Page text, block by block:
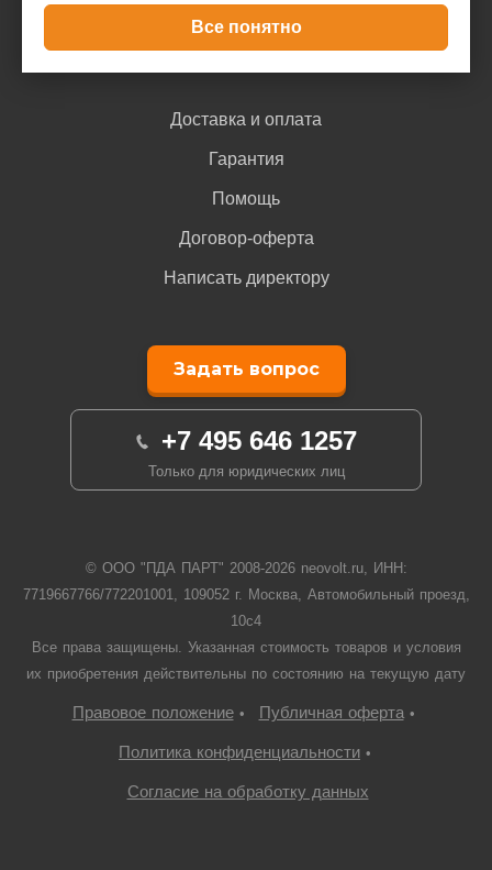
Все понятно
Покупателю
Доставка и оплата
Гарантия
Помощь
Договор-оферта
Написать директору
Задать вопрос
+7 495 646 1257
Только для юридических лиц
© ООО "ПДА ПАРТ" 2008-2026neovolt.ru, ИНН:
7719667766/772201001, 109052 г. Москва, Автомобильный проезд,
10с4
Все права защищены. Указанная стоимость товаров и условия
их приобретения действительны по состоянию на текущую дату
Правовое положение• Публичная оферта•
Политика конфиденциальности •
Согласие на обработку данных